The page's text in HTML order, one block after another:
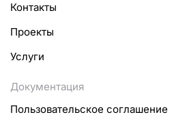
Контакты
Проекты
Услуги
Документация
Пользовательское соглашение